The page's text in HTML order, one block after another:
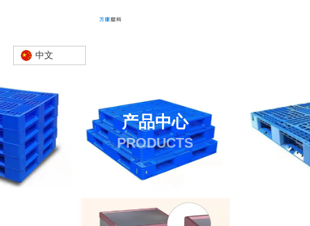
中文
产品中心
PRODUCTS
- 产品 - 床头柜